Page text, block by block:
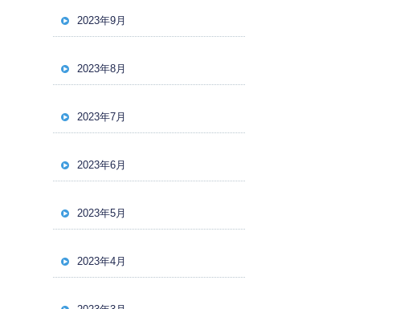
2023年9月
2023年8月
2023年7月
2023年6月
2023年5月
2023年4月